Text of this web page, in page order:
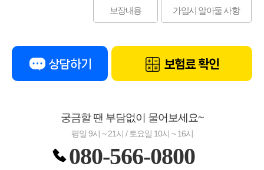
보장내용 가입시 알아둘 사항
상담하기 보험료 확인
궁금할 땐 부담없이 물어보세요~
평일 9시 ~ 21시 / 토요일 10시 ~ 16시
080-566-0800